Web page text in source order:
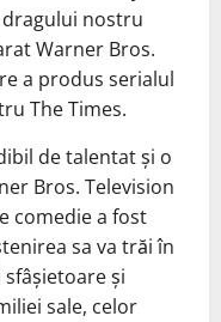
nostru
Warner Bros.
a produs serialul
The Times.
de talentat și o
Bros. Television
comedie a fost
sa va trăi în
și
sale, celor